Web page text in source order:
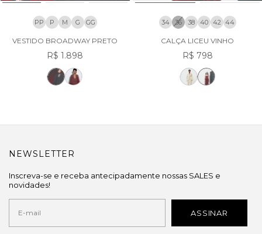
PP P M G GG
VESTIDO BROADWAY PRETO
R$ 1.898
34 36 38 40 42 44
CALÇA LICEU VINHO
R$ 798
NEWSLETTER
Inscreva-se e receba antecipadamente nossas SALES e
novidades!